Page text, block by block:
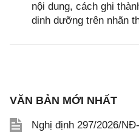
nội dung, cách ghi
dinh dưỡng trên nhãn
VĂN BẢN MỚI NHẤT
Nghị định 297/2026/